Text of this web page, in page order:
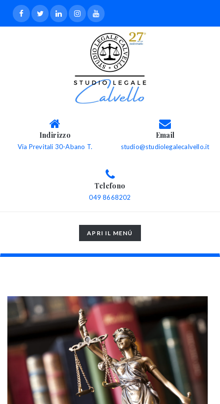
Indirizzo
Via Previtali 30-Abano T.
Email
studio@studiolegalecalvello.it
Telefono
049 8668202
TOGGLE
NAVIGATION
APRI IL MENÚ